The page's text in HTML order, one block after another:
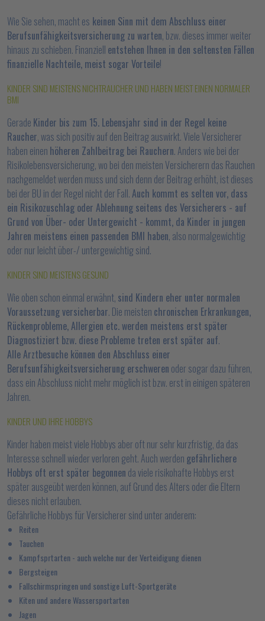
Wie Sie sehen, macht es keinen Sinn mit dem Abschluss einer
Berufsunfähigkeitsversicherung zu warten, bzw. dieses immer weiter
hinaus zu schieben. Finanziell entstehen Ihnen in den seltensten Fällen
finanzielle Nachteile, meist sogar Vorteile!
KINDER SIND MEISTENS NICHTRAUCHER UND HABEN MEIST EINEN NORMALER
BMI
Gerade Kinder bis zum 15. Lebensjahr sind in der Regel keine
Raucher, was sich positiv auf den Beitrag auswirkt. Viele Versicherer
haben einen höheren Zahlbeitrag bei Rauchern. Anders wie bei der
Risikolebensversicherung, wo bei den meisten Versicherern das Rauchen
nachgemeldet werden muss und sich denn der Beitrag erhöht, ist dieses
bei der BU in der Regel nicht der Fall.Auch kommt es selten vor, dass
ein Risikozuschlag oder Ablehnung seitens des Versicherers - auf
Grund von Über- oder Untergewicht - kommt, da Kinder in jungen
Jahren meistens einen passenden BMI haben, also normalgewichtig
oder nur leicht über-/ untergewichtig sind.
KINDER SIND MEISTENS GESUND
Wie oben schon einmal erwähnt, sind Kindern eher unter normalen
Voraussetzung versicherbar. Die meisten chronischen Erkrankungen,
Rückenprobleme, Allergien etc. werden meistens erst später
Diagnostiziert bzw. diese Probleme treten erst später auf.
Alle Arztbesuche können den Abschluss einer
Berufsunfähigkeitsversicherung erschweren oder sogar dazu führen,
dass ein Abschluss nicht mehr möglich ist bzw. erst in einigen späteren
Jahren.
KINDER UND IHRE HOBBYS
Kinder haben meist viele Hobbys aber oft nur sehr kurzfristig, da das
Interesse schnell wieder verloren geht. Auch werden gefährlichere
Hobbys oft erst später begonnen da viele risikohafte Hobbys erst
später ausgeübt werden können, auf Grund des Alters oder die Eltern
dieses nicht erlauben.
Gefährliche Hobbys für Versicherer sind unter anderem:
Reiten
Tauchen
Kampfsprtarten - auch welche nur der Verteidigung dienen
Bergsteigen
Fallschirmspringen und sonstige Luft-Sportgeräte
Kiten und andere Wassersportarten
Jagen